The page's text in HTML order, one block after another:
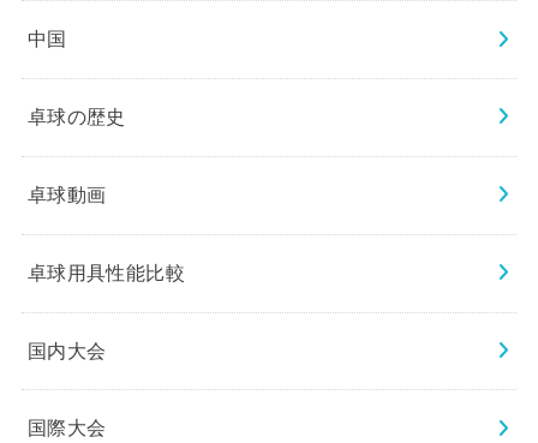
中国
卓球の歴史
卓球動画
卓球用具性能比較
国内大会
国際大会